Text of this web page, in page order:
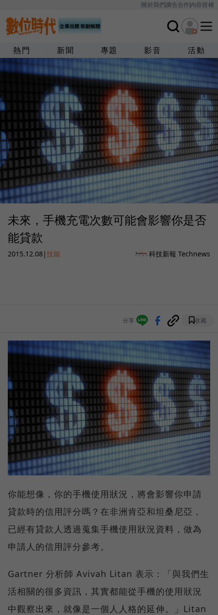
關於我們廣告合作內容授權
熱門 新聞 專題 影音 活動
未來，手機充電次數可能會影響你是否
能貸款
2015.12.08|技能 科技新報 Technews
分享 收藏
你能想像，你的手機使用狀況，將會影響你申請
貸款時的信用評分嗎？在非洲肯亞和坦桑尼亞，
已經有貸款人透過蒐集手機使用狀況資料，做為
申請人的信用評分參考。
Gartner 分析師 Avivah Litan 表示：「與我們生
活相關的很多資訊，其實都能從手機的使用狀況
中觀察出來，就像是一個人人格的延伸。」Litan